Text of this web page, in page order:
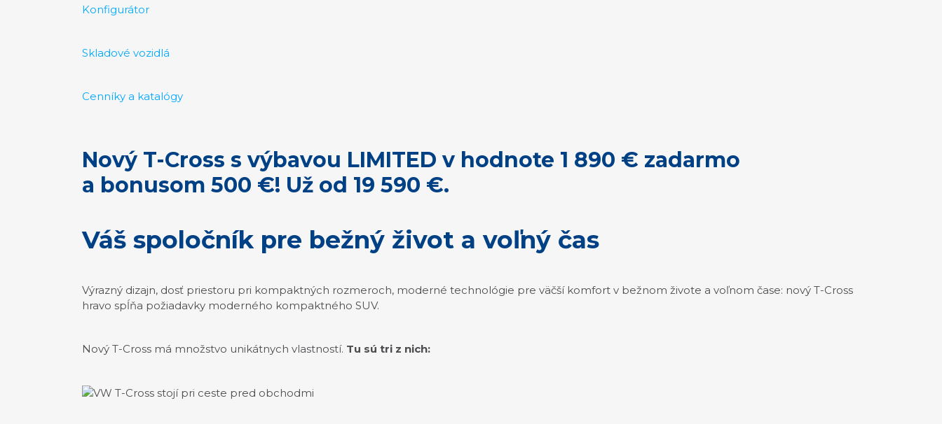
Konfigurátor
Skladové vozidlá
Cenníky a katalógy
Nový T-Cross s výbavou LIMITED v hodnote 1 890 € zadarmo
a bonusom 500 €! Už od 19 590 €.
Váš spoločníkpre bežný život a voľný čas
Výrazný dizajn, dosť priestoru pri kompaktných rozmeroch, moderné technológie pre väčší komfort v bežnom živote a voľnom čase: nový T-Cross
hravo spĺňa požiadavky moderného kompaktného SUV.
Nový T-Cross má množstvo unikátnych vlastností. Tu sú tri z nich: